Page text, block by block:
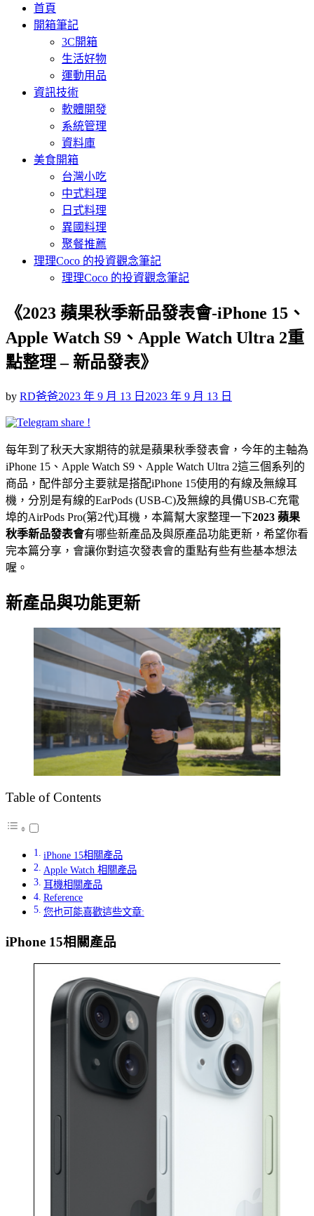
首頁
開箱筆記
3C開箱
生活好物
運動用品
資訊技術
軟體開發
系統管理
資料庫
美食開箱
台灣小吃
中式料理
日式料理
異國料理
聚餐推薦
理理Coco 的投資觀念筆記
理理Coco 的投資觀念筆記
《2023 蘋果秋季新品發表會-iPhone 15、
Apple Watch S9、Apple Watch Ultra 2重
點整理 – 新品發表》
by RD爸爸Posted
on
2023 年 9 月 13 日 2023 年 9 月 13 日
每年到了秋天大家期待的就是蘋果秋季發表會，今年的主軸為
iPhone 15、Apple Watch S9、Apple Watch Ultra 2這三個系列的
商品，配件部分主要就是搭配iPhone 15使用的有線及無線耳
機，分別是有線的EarPods (USB-C)及無線的具備USB-C充電
埠的AirPods Pro(第2代)耳機，本篇幫大家整理一下2023 蘋果
秋季新品發表會有哪些新產品及與原產品功能更新，希望你看
完本篇分享，會讓你對這次發表會的重點有些有些基本想法
喔。
新產品與功能更新
Table of Contents
iPhone 15相關產品
Apple Watch 相關產品
耳機相關產品
Reference
您也可能喜歡這些文章:
iPhone 15相關產品